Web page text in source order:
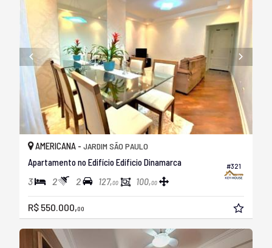
#321
AMERICANA - JARDIM SÃO PAULO
Apartamento no Edifício Edíficio Dinamarca
3 2 2 127,00 100,00
R$ 550.000,00